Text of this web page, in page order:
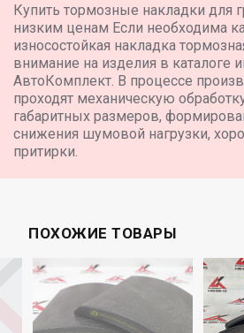
Купить тормозные накладки для
низким ценам Если необходима
износостойкая накладка
внимание на изделия в каталоге
АвтоКомплект. В процессе
проходят механическую
габаритных размеров,
снижения шумовой нагрузки,
притирки.
ПОХОЖИЕ ТОВАРЫ